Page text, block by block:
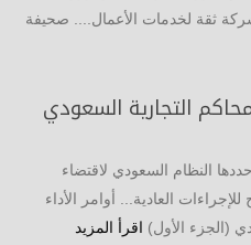
شركة ثقة لخدمات الأعمال.... صحيفة
التجارية السعودي
النظام السعودي لاقتضاء
للإجراءات العادية... أوامر الأداء
(الجزء الأول) اقرأ المزيد